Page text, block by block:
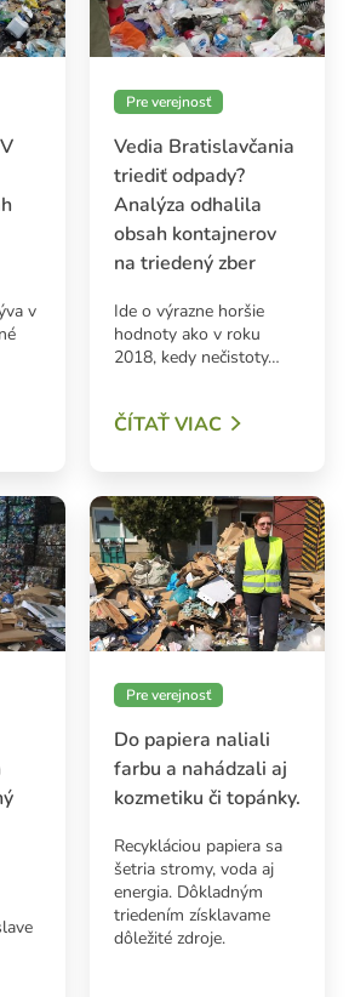
v
Pre verejnosť
Vedia Bratislavčania
triediť odpady?
Analýza odhalila
obsah kontajnerov
na triedený zber
Ide o výrazne horšie
hodnoty ako v roku
2018, kedy nečistoty…
ČÍTAŤ VIAC
Pre verejnosť
Do papiera naliali
farbu a nahádzali aj
kozmetiku či topánky.
Recykláciou papiera sa
šetria stromy, voda aj
energia. Dôkladným
triedením získlavame
dôležité zdroje.